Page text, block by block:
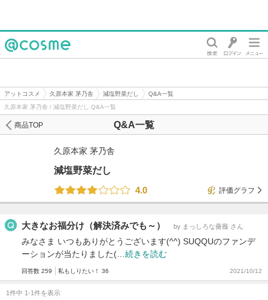
アットコスメ 久原本家 茅乃舎 減塩野菜だし
Q&A一覧
久原本家 茅乃舎 / 減塩野菜だし Q&A一覧
Q&A一覧
商品TOP
久原本家 茅乃舎
減塩野菜だし
4.0
評価グラフ
大きなお福分け（解決済みでも～） by まっしろな薔薇 さん
みなさま いつもありがとうございます(^^) SUQQUのファンデ
ーションが当たりました(… 続きを読む
回答数 259 私もしりたい！ 36 2021/10/12
1件中 1-1件を表示